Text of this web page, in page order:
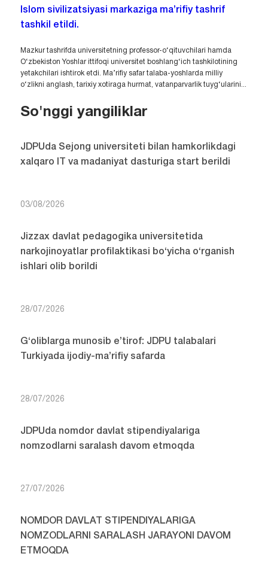
Islom sivilizatsiyasi markaziga ma’rifiy tashrif
tashkil etildi.
Mazkur tashrifda universitetning professor-o‘qituvchilari hamda
O‘zbekiston Yoshlar ittifoqi universitet boshlang‘ich tashkilotining
yetakchilari ishtirok etdi. Ma’rifiy safar talaba-yoshlarda milliy
o‘zlikni anglash, tarixiy xotiraga hurmat, vatanparvarlik tuyg‘ularini...
So'nggi yangiliklar
JDPUda Sejong universiteti bilan hamkorlikdagi
xalqaro IT va madaniyat dasturiga start berildi
03/08/2026
Jizzax davlat pedagogika universitetida
narkojinoyatlar profilaktikasi bo‘yicha o‘rganish
ishlari olib borildi
28/07/2026
G‘oliblarga munosib e’tirof: JDPU talabalari
Turkiyada ijodiy-ma’rifiy safarda
28/07/2026
JDPUda nomdor davlat stipendiyalariga
nomzodlarni saralash davom etmoqda
27/07/2026
NOMDOR DAVLAT STIPENDIYALARIGA
NOMZODLARNI SARALASH JARAYONI DAVOM
ETMOQDA